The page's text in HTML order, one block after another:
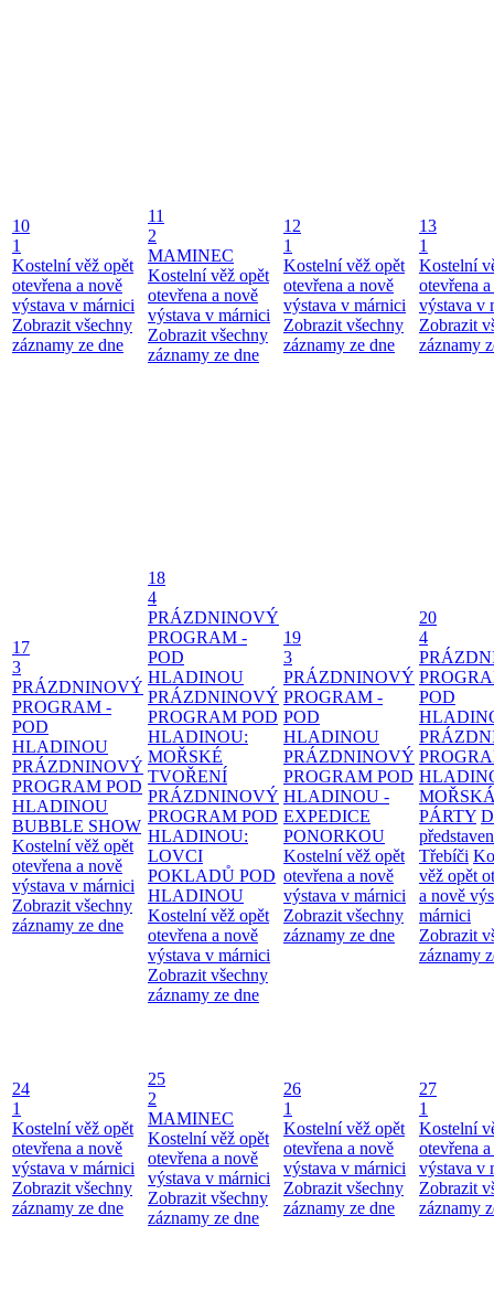
10
1
Kostelní věž opět
otevřena a nově
výstava v márnici
Zobrazit všechny
záznamy ze dne
11
2
MAMINEC
Kostelní věž opět
otevřena a nově
výstava v márnici
Zobrazit všechny
záznamy ze dne
12
1
Kostelní věž opět
otevřena a nově
výstava v márnici
Zobrazit všechny
záznamy ze dne
13
1
Kostelní
otevřena
výstava v
Zobrazit
záznamy
17
3
PRÁZDNINOVÝ
PROGRAM -
POD
HLADINOU
PRÁZDNINOVÝ
PROGRAM POD
HLADINOU
BUBBLE SHOW
Kostelní věž opět
otevřena a nově
výstava v márnici
Zobrazit všechny
záznamy ze dne
18
4
PRÁZDNINOVÝ
PROGRAM -
POD
HLADINOU
PRÁZDNINOVÝ
PROGRAM POD
HLADINOU:
MOŘSKÉ
TVOŘENÍ
PRÁZDNINOVÝ
PROGRAM POD
HLADINOU:
LOVCI
POKLADŮ POD
HLADINOU
Kostelní věž opět
otevřena a nově
výstava v márnici
Zobrazit všechny
záznamy ze dne
19
3
PRÁZDNINOVÝ
PROGRAM -
POD
HLADINOU
PRÁZDNINOVÝ
PROGRAM POD
HLADINOU -
EXPEDICE
PONORKOU
Kostelní věž opět
otevřena a nově
výstava v márnici
Zobrazit všechny
záznamy ze dne
20
4
POD
PÁRTY
Třebíči
věž opět
a nově
márnici
Zobrazit
záznamy
24
1
Kostelní věž opět
otevřena a nově
výstava v márnici
Zobrazit všechny
záznamy ze dne
25
2
MAMINEC
Kostelní věž opět
otevřena a nově
výstava v márnici
Zobrazit všechny
záznamy ze dne
26
1
Kostelní věž opět
otevřena a nově
výstava v márnici
Zobrazit všechny
záznamy ze dne
27
1
Kostelní
otevřena
výstava v
Zobrazit
záznamy